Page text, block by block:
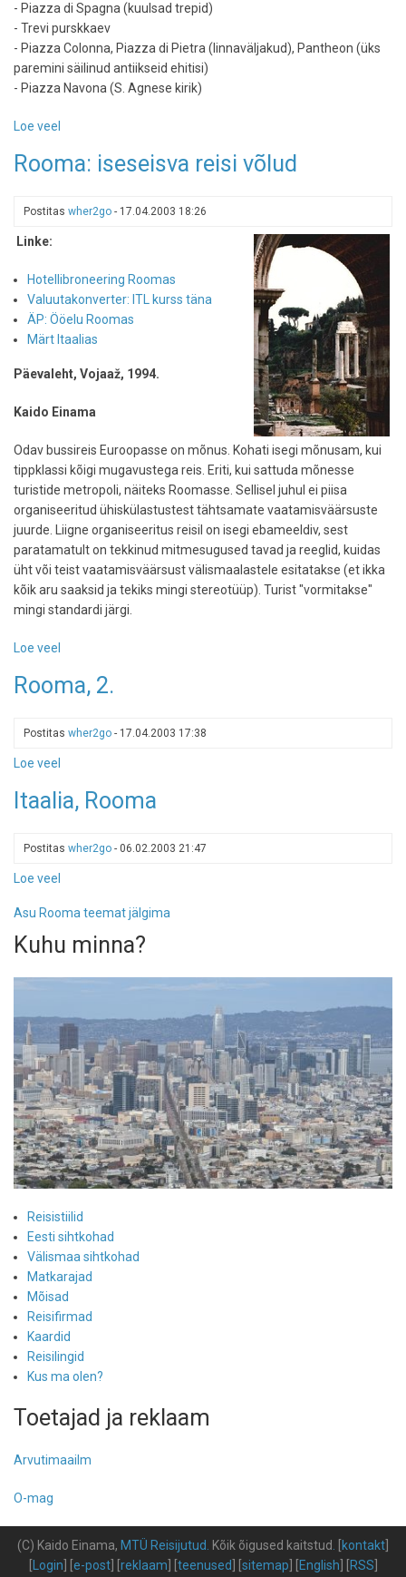
- Piazza di Spagna (kuulsad trepid)
- Trevi purskkaev
- Piazza Colonna, Piazza di Pietra (linnaväljakud), Pantheon (üks
paremini säilinud antiikseid ehitisi)
- Piazza Navona (S. Agnese kirik)
Loe veel
nädalavahetus
Rooma: iseseisva reisi võlud
Postitas wher2go - 17.04.2003 18:26
Linke:
Hotellibroneering Roomas
Valuutakonverter: ITL kurss täna
ÄP: Ööelu Roomas
Märt Itaalias
Päevaleht, Vojaaž, 1994.
Kaido Einama
Odav bussireis Euroopasse on mõnus. Kohati isegi mõnusam, kui
tippklassi kõigi mugavustega reis. Eriti, kui sattuda mõnesse
turistide metropoli, näiteks Roomasse. Sellisel juhul ei piisa
organiseeritud ühiskülastustest tähtsamate vaatamisväärsuste
juurde. Liigne organiseeritus reisil on isegi ebameeldiv, sest
paratamatult on tekkinud mitmesugused tavad ja reeglid, kuidas
üht või teist vaatamisväärsust välismaalastele esitatakse (et ikka
kõik aru saaksid ja tekiks mingi stereotüüp). Turist "vormitakse"
mingi standardi järgi.
Loe veel
iseseisva
võlud
Rooma, 2.
Postitas wher2go - 17.04.2003 17:38
Loe veel
2.
Itaalia, Rooma
Postitas wher2go - 06.02.2003 21:47
Loe veel
Rooma
Asu Rooma teemat jälgima
Kuhu minna?
Reisistiilid
Eesti sihtkohad
Välismaa sihtkohad
Matkarajad
Mõisad
Reisifirmad
Kaardid
Reisilingid
Kus ma olen?
Toetajad ja reklaam
Arvutimaailm
O-mag
(C) Kaido Einama, MTÜ Reisijutud. Kõik õigused kaitstud. kontakt
Login e-post] [ reklaam teenused sitemap English RSS